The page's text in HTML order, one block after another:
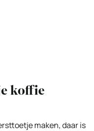
koffie
maken, daar is